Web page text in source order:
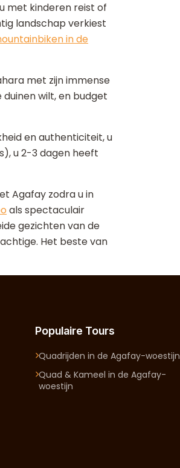
met kinderen reist of
landschap verkiest
in de
met zijn immense
wilt, en budget
en authenticiteit, u
u 2-3 dagen heeft
Agafay zodra u in
als spectaculair
gezichten van de
Het beste van
Populaire Tours
Quadrijden in de Agafay-woestijn
Quad & Kameel in de Agafay-
woestijn